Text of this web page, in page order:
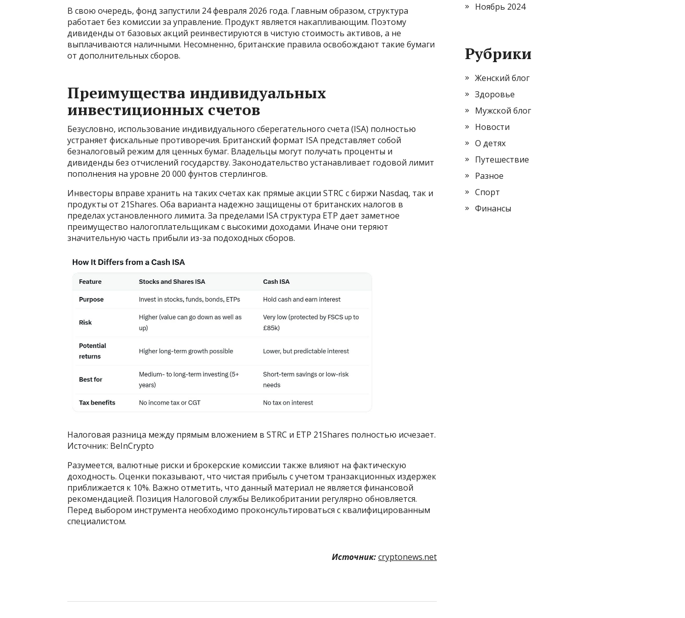
В свою очередь, фонд запустили 24 февраля 2026 года. Главным образом, структура
работает без комиссии за управление. Продукт является накапливающим. Поэтому
дивиденды от базовых акций реинвестируются в чистую стоимость активов, а не
выплачиваются наличными. Несомненно, британские правила освобождают такие бумаги
от дополнительных сборов.
Преимущества индивидуальных
инвестиционных счетов
Безусловно, использование индивидуального сберегательного счета (ISA) полностью
устраняет фискальные противоречия. Британский формат ISA представляет собой
безналоговый режим для ценных бумаг. Владельцы могут получать проценты и
дивиденды без отчислений государству. Законодательство устанавливает годовой лимит
пополнения на уровне 20 000 фунтов стерлингов.
Инвесторы вправе хранить на таких счетах как прямые акции STRC с биржи Nasdaq, так и
продукты от 21Shares. Оба варианта надежно защищены от британских налогов в
пределах установленного лимита. За пределами ISA структура ETP дает заметное
преимущество налогоплательщикам с высокими доходами. Иначе они теряют
значительную часть прибыли из-за подоходных сборов.
Налоговая разница между прямым вложением в STRC и ETP 21Shares полностью исчезает.
Источник: BeInCrypto
Разумеется, валютные риски и брокерские комиссии также влияют на фактическую
доходность. Оценки показывают, что чистая прибыль с учетом транзакционных издержек
приближается к 10%. Важно отметить, что данный материал не является финансовой
рекомендацией. Позиция Налоговой службы Великобритании регулярно обновляется.
Перед выбором инструмента необходимо проконсультироваться с квалифицированным
специалистом.
Источник:cryptonews.net
Ноябрь 2024
Рубрики
Женский блог
Здоровье
Мужской блог
Новости
О детях
Путешествие
Разное
Спорт
Финансы